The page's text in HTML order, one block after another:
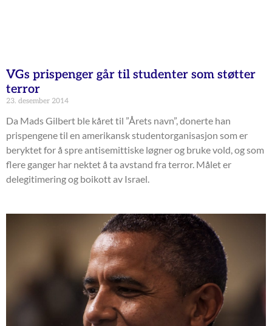
VGs prispenger går til studenter som støtter
terror
23. desember 2014
Da Mads Gilbert ble kåret til ”Årets navn”, donerte han
prispengene til en amerikansk studentorganisasjon som er
beryktet for å spre antisemittiske løgner og bruke vold, og som
flere ganger har nektet å ta avstand fra terror. Målet er
delegitimering og boikott av Israel.